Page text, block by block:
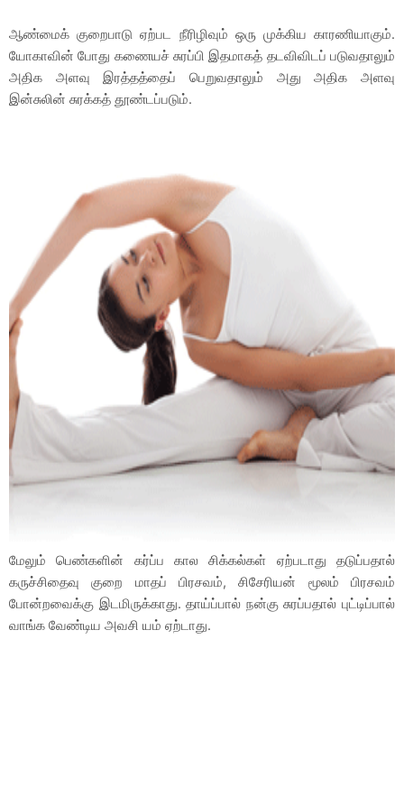
ஆண்மைக் குறைபாடு ஏற்பட நீரிழிவும் ஒரு முக்கிய காரணியாகும்.
யோகாவின் போது கணையச் சுரப்பி இதமாகத் தடவிவிடப் படுவதாலும்
அதிக அளவு இரத்தத்தைப் பெறுவதாலும் அது அதிக அளவு
இன்சுலின் சுரக்கத் தூண்டப்படும்.
மேலும் பெண்களின் கர்ப்ப கால சிக்கல்கள் ஏற்படாது தடுப்பதால்
கருச்சிதைவு குறை மாதப் பிரசவம், சிசேரியன் மூலம் பிரசவம்
போன்றவைக்கு இடமிருக்காது. தாய்ப்பால் நன்கு சுரப்பதால் புட்டிப்பால்
வாங்க வேண்டிய அவசி யம் ஏற்டாது.